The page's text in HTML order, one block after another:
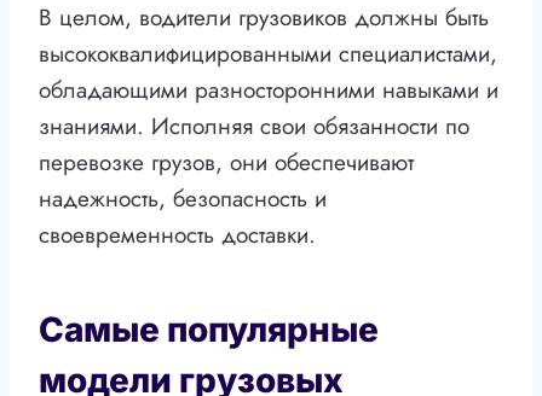
В целом, водители грузовиков должны быть
высококвалифицированными специалистами,
обладающими разносторонними навыками и
знаниями. Исполняя свои обязанности по
перевозке грузов, они обеспечивают
надежность, безопасность и
своевременность доставки.
Самые популярные
модели грузовых